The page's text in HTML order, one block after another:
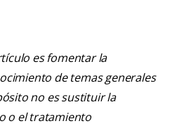
es fomentar la
de temas generales
no es sustituir la
o el tratamiento